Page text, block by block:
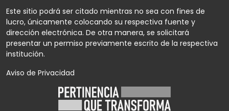
Este sitio podrá ser citado mientras no sea con fines de
lucro, únicamente colocando su respectiva fuente y
dirección electrónica. De otra manera, se solicitará
presentar un permiso previamente escrito de la respectiva
institución.
Aviso de Privacidad